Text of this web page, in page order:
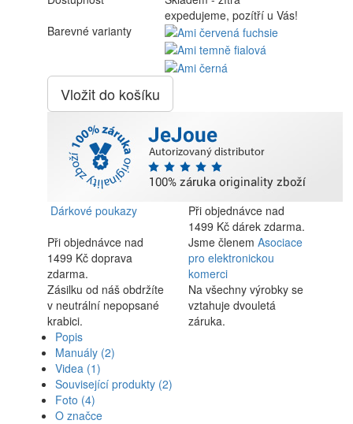
expedujeme, pozítří u Vás!
Barevné varianty
Vložit do košíku
Dárkové poukazy
Při objednávce nad
1499 Kč dárek zdarma.
Při objednávce nad
1499 Kč doprava
zdarma.
Jsme členem Asociace
pro elektronickou
komerci
Zásilku od náš obdržíte
v neutrální nepopsané
krabici.
Na všechny výrobky se
vztahuje dvouletá
záruka.
Popis
Manuály (2)
Videa (1)
Související produkty (2)
Foto (4)
O značce